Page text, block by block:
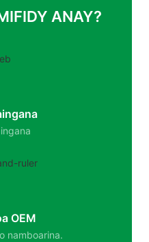
ANAY?
OEM
namboarina.